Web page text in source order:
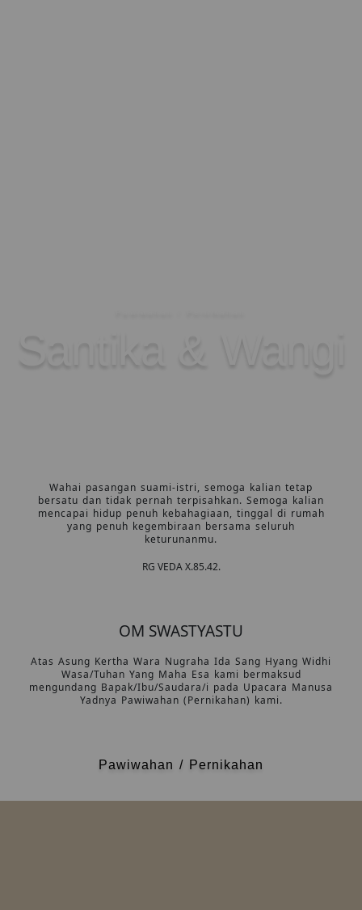
Santika & Wangi
Wahai pasangan suami-istri, semoga kalian tetap
bersatu dan tidak pernah terpisahkan. Semoga kalian
mencapai hidup penuh kebahagiaan, tinggal di rumah
yang penuh kegembiraan bersama seluruh
keturunanmu.
RG VEDA X.85.42.
OM SWASTYASTU
Atas Asung Kertha Wara Nugraha Ida Sang Hyang Widhi
Wasa/Tuhan Yang Maha Esa kami bermaksud
mengundang Bapak/Ibu/Saudara/i pada Upacara Manusa
Yadnya Pawiwahan (Pernikahan) kami.
Pawiwahan / Pernikahan